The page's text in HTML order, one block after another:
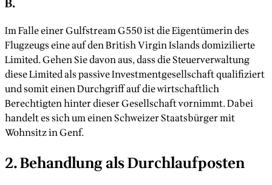
B.
Im Falle einer Gulfstream G550 ist die Eigentümerin des
Flugzeugs eine auf den British Virgin Islands domizilierte
Limited. Gehen Sie davon aus, dass die Steuerverwaltung
diese Limited als passive Investmentgesellschaft qualifiziert
und somit einen Durchgriff auf die wirtschaftlich
Berechtigten hinter dieser Gesellschaft vornimmt. Dabei
handelt es sich um einen Schweizer Staatsbürger mit
Wohnsitz in Genf.
2. Behandlung als Durchlaufposten